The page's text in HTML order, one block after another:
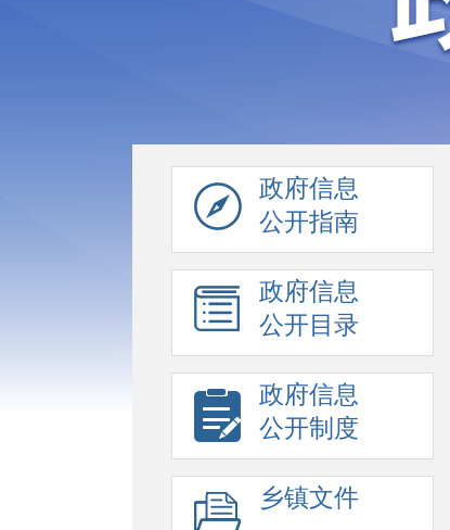
政府信息
公开指南
政府信息
公开目录
政府信息
公开制度
乡镇文件